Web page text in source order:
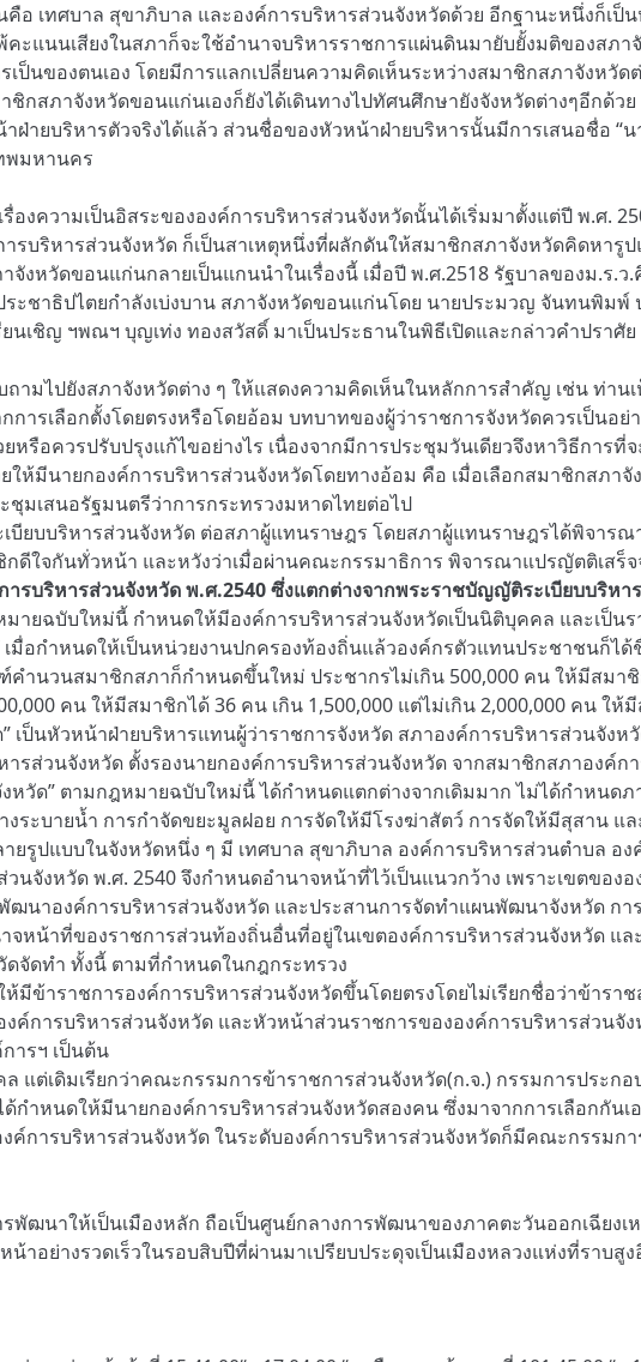
อ เทศบาล สุขาภิบาล และองค์การบริหารส่วนจังหวัดด้วย อีกฐานะหนึ่งก็เ
คะแนนเสียงในสภาก็จะใช้อำนาจบริหารราชการแผ่นดินมายับยั้งมติของสภ
ป็นของตนเอง โดยมีการแลกเปลี่ยนความคิดเห็นระหว่างสมาชิกสภาจังหวั
กสภาจังหวัดขอนแก่นเองก็ยังได้เดินทางไปทัศนศึกษายังจังหวัดต่างๆอีกด้
ฝ่ายบริหารตัวจริงได้แล้ว ส่วนชื่อของหัวหน้าฝ่ายบริหารนั้นมีการเสนอชื่อ “
พมหานคร
องความเป็นอิสระขององค์การบริหารส่วนจังหวัดนั้นได้เริ่มมาตั้งแต่ปี พ.ศ.
รบริหารส่วนจังหวัด ก็เป็นสาเหตุหนึ่งที่ผลักดันให้สมาชิกสภาจังหวัดคิดหารู
จังหวัดขอนแก่นกลายเป็นแกนนำในเรื่องนี้ เมื่อปี พ.ศ.2518 รัฐบาลของม.ร
ะชาธิปไตยกำลังเบ่งบาน สภาจังหวัดขอนแก่นโดย นายประมวญ จันทนพิมพ์
นเชิญ ฯพณฯ บุญเท่ง ทองสวัสดิ์ มาเป็นประธานในพิธีเปิดและกล่าวคำปรา
ามไปยังสภาจังหวัดต่าง ๆ ให้แสดงความคิดเห็นในหลักการสำคัญ เช่น ท่า
ารเลือกตั้งโดยตรงหรือโดยอ้อม บทบาทของผู้ว่าราชการจังหวัดควรเป็นอ
รือควรปรับปรุงแก้ไขอย่างไร เนื่องจากมีการประชุมวันเดียวจึงหาวิธีการที่
ห้มีนายกองค์การบริหารส่วนจังหวัดโดยทางอ้อม คือ เมื่อเลือกสมาชิกสภา
ชุมเสนอรัฐมนตรีว่าการกระทรวงมหาดไทยต่อไป
บียบบริหารส่วนจังหวัด ต่อสภาผู้แทนราษฎร โดยสภาผู้แทนราษฎรได้พิจาร
ใจกันทั่วหน้า และหวังว่าเมื่อผ่านคณะกรรมาธิการ พิจารณาแปรญัตติเสร็จ
บริหารส่วนจังหวัด พ.ศ.2540 ซึ่งแตกต่างจากพระราชบัญญัติระเบียบบริหา
มายฉบับใหม่นี้ กำหนดให้มีองค์การบริหารส่วนจังหวัดเป็นนิติบุคคล และเป็น
มื่อกำหนดให้เป็นหน่วยงานปกครองท้องถิ่นแล้วองค์กรตัวแทนประชาชนก็ได้
ำนวนสมาชิกสภาก็กำหนดขึ้นใหม่ ประชากรไม่เกิน 500,000 คน ให้มีสมาชิ
คน ให้มีสมาชิกได้ 36 คน เกิน 1,500,000 แต่ไม่เกิน 2,000,000 คน
เป็นหัวหน้าฝ่ายบริหารแทนผู้ว่าราชการจังหวัด สภาองค์การบริหารส่วนจัง
รส่วนจังหวัด ตั้งรองนายกองค์การบริหารส่วนจังหวัด จากสมาชิกสภาองค์ก
หวัด” ตามกฎหมายฉบับใหม่นี้ ได้กำหนดแตกต่างจากเดิมมาก ไม่ได้กำหนด
งระบายน้ำ การกำจัดขยะมูลฝอย การจัดให้มีโรงฆ่าสัตว์ การจัดให้มีสุสาน
ยรูปแบบในจังหวัดหนึ่ง ๆ มี เทศบาล สุขาภิบาล องค์การบริหารส่วนตำบล อ
จังหวัด พ.ศ. 2540 จึงกำหนดอำนาจหน้าที่ไว้เป็นแนวกว้าง เพราะเขตของ
นาองค์การบริหารส่วนจังหวัด และประสานการจัดทำแผนพัฒนาจังหวัด
จหน้าที่ของราชการส่วนท้องถิ่นอื่นที่อยู่ในเขตองค์การบริหารส่วนจังหวัด แ
จัดทำ ทั้งนี้ ตามที่กำหนดในกฎกระทรวง
ห้มีข้าราชการองค์การบริหารส่วนจังหวัดขึ้นโดยตรงโดยไม่เรียกชื่อว่าข้าร
ค์การบริหารส่วนจังหวัด และหัวหน้าส่วนราชการขององค์การบริหารส่วน
ารฯ เป็นต้น
แต่เดิมเรียกว่าคณะกรรมการข้าราชการส่วนจังหวัด(ก.จ.) กรรมการประ
กำหนดให้มีนายกองค์การบริหารส่วนจังหวัดสองคน ซึ่งมาจากการเลือกกัน
งค์การบริหารส่วนจังหวัด ในระดับองค์การบริหารส่วนจังหวัดก็มีคณะกรรมก
พัฒนาให้เป็นเมืองหลัก ถือเป็นศูนย์กลางการพัฒนาของภาคตะวันออกเฉีย
น้าอย่างรวดเร็วในรอบสิบปีที่ผ่านมาเปรียบประดุจเป็นเมืองหลวงแห่งที่ราบสู